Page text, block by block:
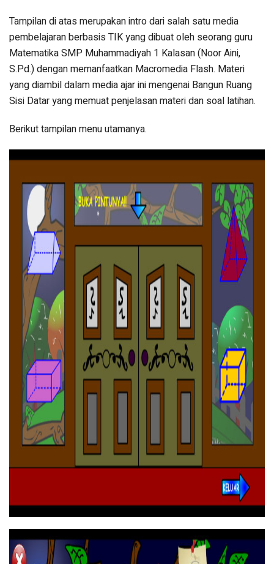
Tampilan di atas merupakan intro dari salah satu media
pembelajaran berbasis TIK yang dibuat oleh seorang guru
Matematika SMP Muhammadiyah 1 Kalasan (Noor Aini,
S.Pd.) dengan memanfaatkan Macromedia Flash. Materi
yang diambil dalam media ajar ini mengenai Bangun Ruang
Sisi Datar yang memuat penjelasan materi dan soal latihan.
Berikut tampilan menu utamanya.